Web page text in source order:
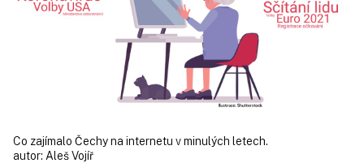
Co zajímalo Čechy na internetu v minulých letech.
autor: Aleš Vojíř